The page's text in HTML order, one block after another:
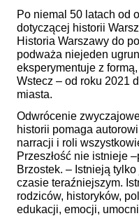
Po niemal 50 latach od
dotyczącej historii
Historia Warszawy do
podważa niejeden
eksperymentuje z
Wstecz – od roku 2021
miasta.
Odwrócenie
historii pomaga
narracji i roli
Przeszłość nie istnieje
Brzostek. – Istnieją
czasie teraźniejszym.
rodziców, historyków,
edukacji, emocji,